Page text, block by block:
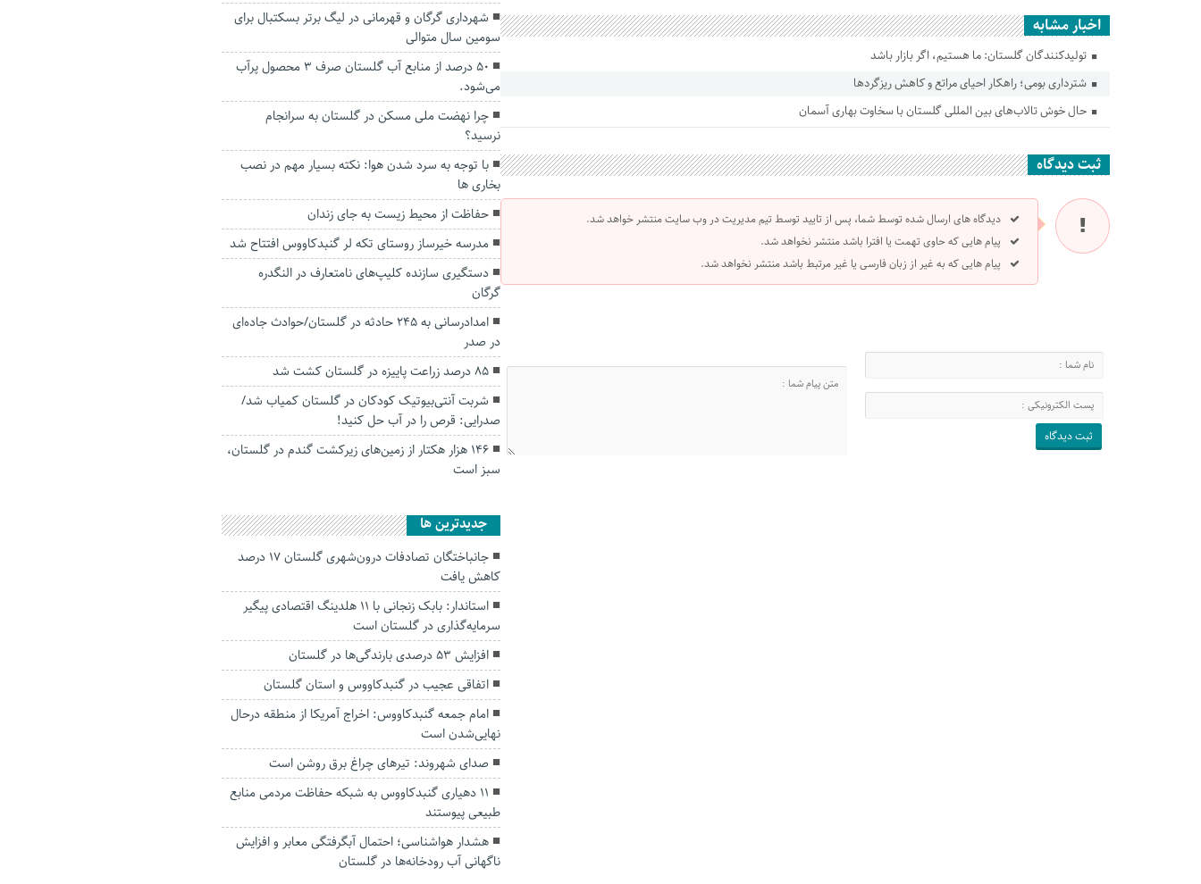
اخبار مشابه
تولیدکنندگان گلستان: ما هستیم، اگر بازار باشد
شترداری بومی؛ راهکار احیای مراتع و کاهش ریزگردها
حال خوش تالاب‌های بین المللی گلستان با سخاوت بهاری آسمان
ثبت دیدگاه
دیدگاه های ارسال شده توسط شما، پس از تایید توسط تیم مدیریت در وب سایت منتشر خواهد شد.
پیام هایی که حاوی تهمت یا افترا باشد منتشر نخواهد شد.
پیام هایی که به غیر از زبان فارسی یا غیر مرتبط باشد منتشر نخواهد شد.
شهرداری گرگان و قهرمانی در لیگ برتر بسکتبال برای
سومین سال متوالی
۵۰ درصد از منابع آب گلستان صرف ۳ محصول پرآب
می‌شود.
چرا نهضت ملی مسکن در گلستان به سرانجام
نرسید؟
با توجه به سرد شدن هوا: نکته بسیار مهم در نصب
بخاری ها
حفاظت از محیط زیست به جای زندان
مدرسه خیرساز روستای تکه لر گنبدکاووس افتتاح شد
دستگیری سازنده کلیپ‌های نامتعارف در النگدره
گرگان
امدادرسانی به ۲۴۵ حادثه در گلستان/حوادث جاده‌ای
در صدر
۸۵ درصد زراعت پاییزه در گلستان کشت شد
شربت آنتی‌بیوتیک کودکان در گلستان کمیاب شد/
صدرایی: قرص را در آب حل کنید!
۱۴۶ هزار هکتار از زمین‌های زیرکشت گندم در گلستان،
سبز است
جديدترين ها
جانباختگان تصادفات درون‌شهری گلستان ۱۷ درصد
کاهش یافت
استاندار: بابک زنجانی با ۱۱ هلدینگ اقتصادی پیگیر
سرمایه‌گذاری در گلستان است
افزایش ۵۳ درصدی بارندگی‌ها در گلستان
اتفاقی عجیب در‌ گنبدکاووس و استان گلستان
امام جمعه گنبدکاووس: اخراج آمریکا از منطقه درحال
نهایی‌شدن است
صدای شهروند: تیرهای چراغ برق روشن است
۱۱ دهیاری گنبدکاووس به شبکه حفاظت مردمی منابع
طبیعی پیوستند
هشدار هواشناسی؛ احتمال آبگرفتگی معابر و افزایش
ناگهانی آب رودخانه‌ها در گلستان